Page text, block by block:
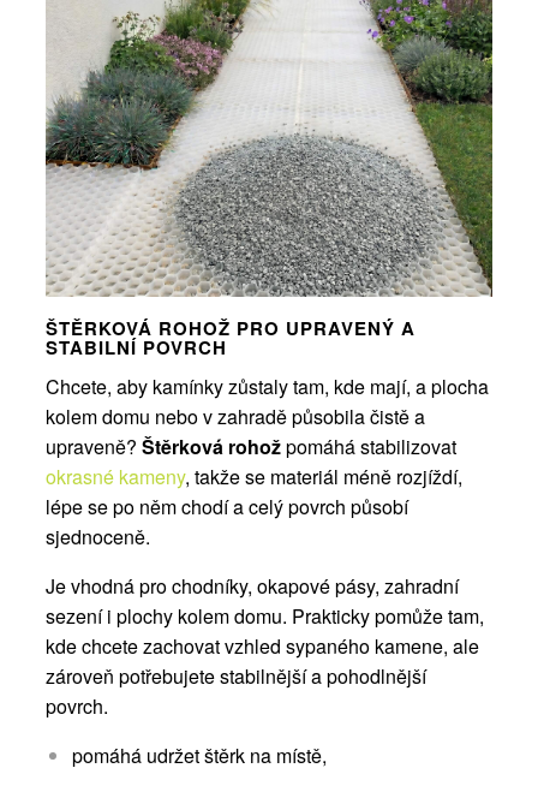
ŠTĚRKOVÁ ROHOŽ PRO UPRAVENÝ A
STABILNÍ POVRCH
Chcete, aby kamínky zůstaly tam, kde mají, a plocha
kolem domu nebo v zahradě působila čistě a
upraveně? Štěrková rohožpomáhá stabilizovat
okrasné kameny, takže se materiál méně rozjíždí,
lépe se po něm chodí a celý povrch působí
sjednoceně.
Je vhodná pro chodníky, okapové pásy, zahradní
sezení i plochy kolem domu. Prakticky pomůže tam,
kde chcete zachovat vzhled sypaného kamene, ale
zároveň potřebujete stabilnější a pohodlnější
povrch.
pomáhá udržet štěrk na místě,